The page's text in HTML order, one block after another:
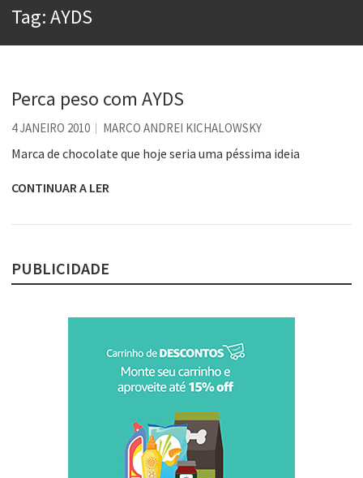
A construção da urbanidade
Esse tal de Rock Gaúcho
Tag:AYDS
Perca peso com AYDS
4 JANEIRO 2010 MARCO ANDREI KICHALOWSKY
Marca de chocolate que hoje seria uma péssima ideia
CONTINUAR A LER
PUBLICIDADE